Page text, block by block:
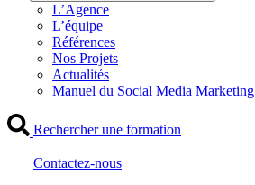
L’Agence
L’équipe
Références
Nos Projets
Actualités
Manuel du Social Media Marketing
Rechercher une formation
Contactez-nous